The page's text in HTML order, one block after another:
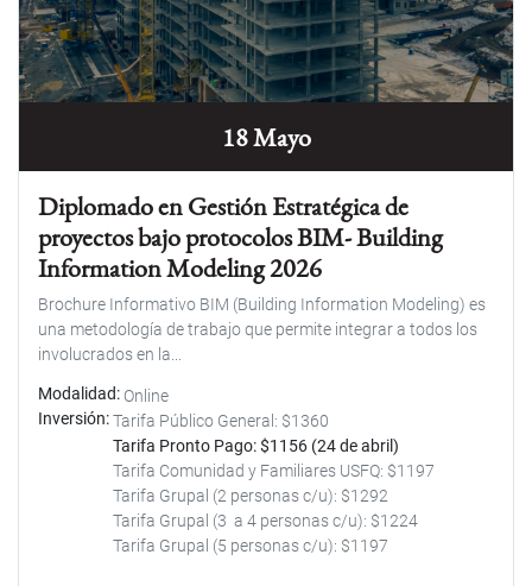
18 Mayo
Diplomado en Gestión Estratégica de
proyectos bajo protocolos BIM- Building
Information Modeling 2026
Brochure Informativo BIM (Building Information Modeling) es
una metodología de trabajo que permite integrar a todos los
involucrados en la...
Modalidad Online
Inversión Tarifa Público General: $1360
Tarifa Pronto Pago: $1156 (24 de abril)
Tarifa Comunidad y Familiares USFQ: $1197
Tarifa Grupal (2 personas c/u): $1292
Tarifa Grupal (3 a 4 personas c/u): $1224
Tarifa Grupal (5 personas c/u): $1197